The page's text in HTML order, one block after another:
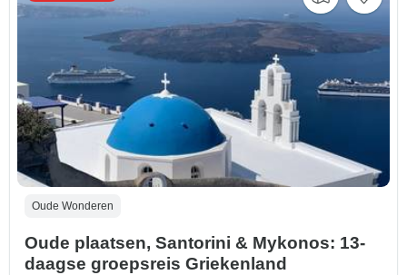
Oude Wonderen
Oude plaatsen, Santorini & Mykonos: 13-
daagse groepsreis Griekenland